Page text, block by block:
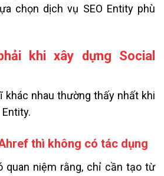
chọn dịch vụ SEO Entity phù
khi xây dựng Social
khác nhau thường thấy nhất khi
thì không có tác dụng
quan niệm rằng, chỉ cần tạo từ